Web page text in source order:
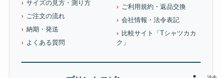
サイズの見方・測り方
ご注文の流れ
納期・発送
よくある質問
ご利用規約・返品交換
会社情報・法令表記
比較サイト「Tシャツカカ
ク」